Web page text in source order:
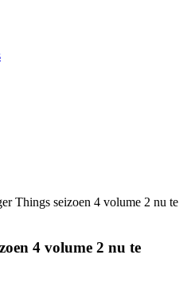
Things seizoen 4 volume 2 nu te
4 volume 2 nu te